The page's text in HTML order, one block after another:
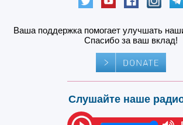
Ваша поддержка помогает улучшать
Спасибо за ваш вклад!
Слушайте наше